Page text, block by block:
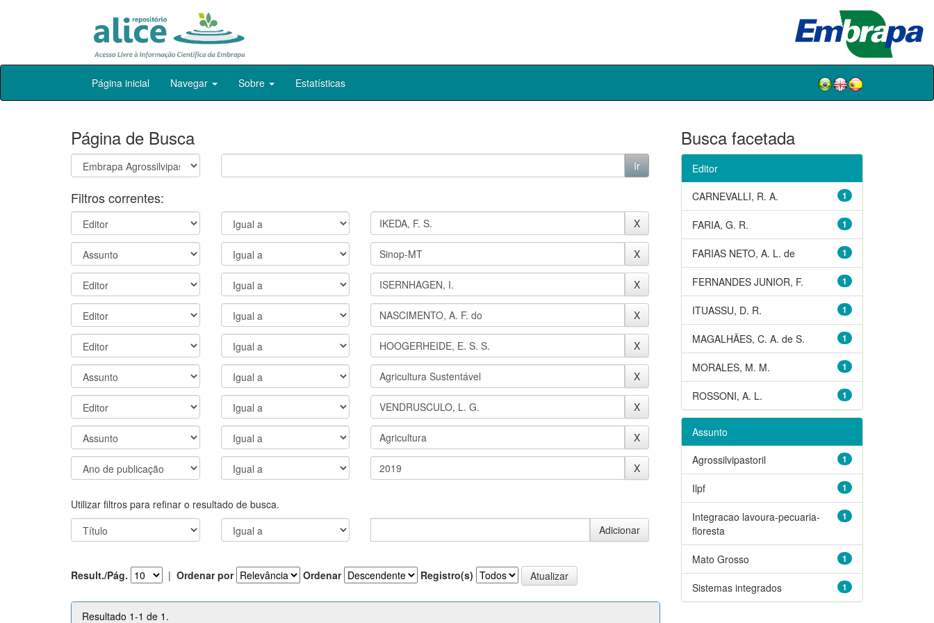
Skip
Página inicial Navegar Sobre Estatísticas
Página de Busca
Filtros correntes:
Utilizar filtros para refinar o resultado de busca.
Result./Pág. | Ordenar por Ordenar Registro(s)
Resultado 1-1 de 1.
Busca facetada
Editor
1
CARNEVALLI, R. A.
1
FARIA, G. R.
1
FARIAS NETO, A. L. de
1
FERNANDES JUNIOR, F.
1
ITUASSU, D. R.
1
MAGALHÃES, C. A. de S.
1
MORALES, M. M.
1
ROSSONI, A. L.
Assunto
1
Agrossilvipastoril
1
Ilpf
1
Integracao lavoura-pecuaria-
floresta
1
Mato Grosso
1
Sistemas integrados